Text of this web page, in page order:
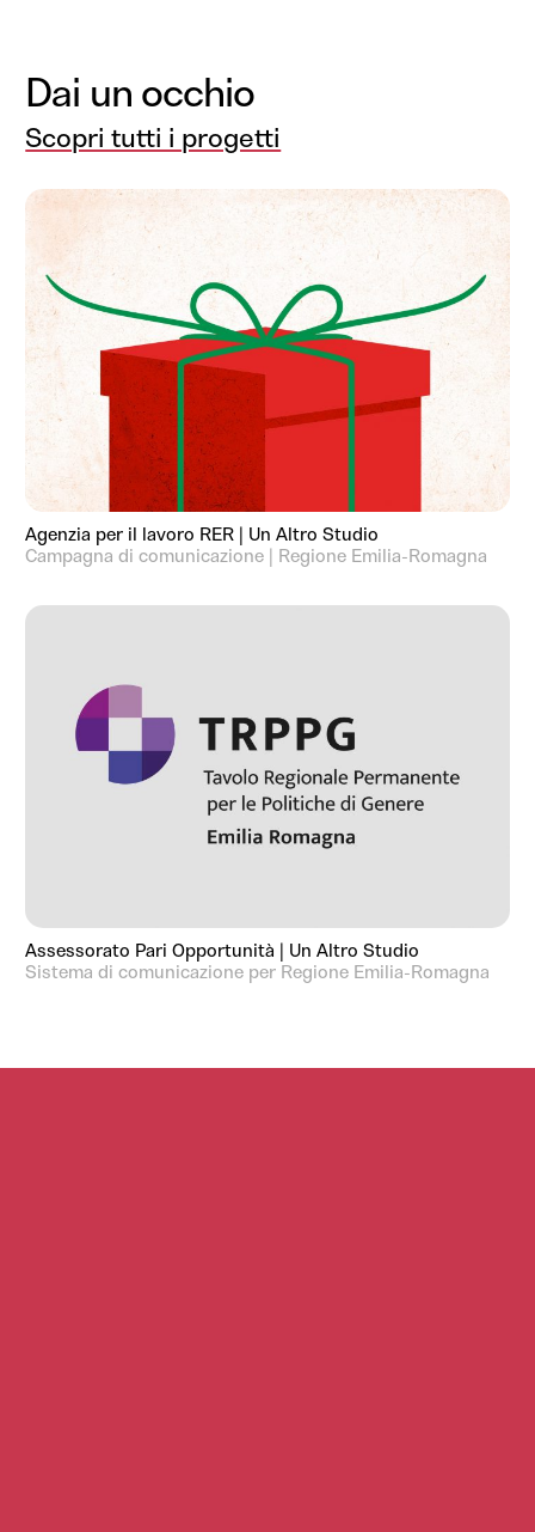
Dai un occhio
Scopri tutti i progetti
Agenzia per il lavoro RER | Un Altro Studio
Campagna di comunicazione | Regione Emilia-Romagna
Assessorato Pari Opportunità | Un Altro Studio
Sistema di comunicazione per Regione Emilia-Romagna